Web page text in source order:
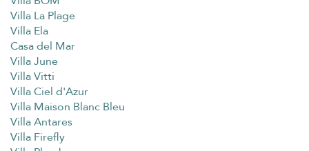
Villa La Plage
Villa Ela
Casa del Mar
Villa June
Villa Vitti
Villa Ciel d'Azur
Villa Maison Blanc Bleu
Villa Antares
Villa Firefly